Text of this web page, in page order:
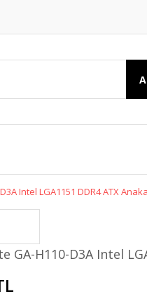
Intel LGA1151 DDR4 ATX
GA-H110-D3A Intel